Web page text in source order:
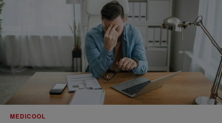
MEDICOOL